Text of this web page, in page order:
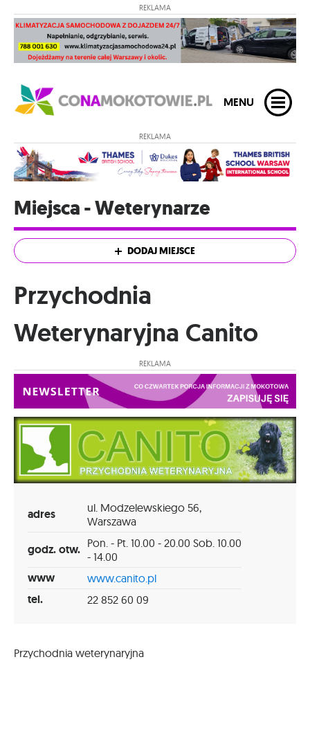
REKLAMA
MENU
REKLAMA
Miejsca - Weterynarze
DODAJ MIEJSCE
Przychodnia
Weterynaryjna Canito
REKLAMA
adres
ul. Modzelewskiego 56,
Warszawa
godz. otw. Pon. - Pt. 10.00 - 20.00 Sob. 10.00
- 14.00
www www.canito.pl
tel. 22 852 60 09
Przychodnia weterynaryjna